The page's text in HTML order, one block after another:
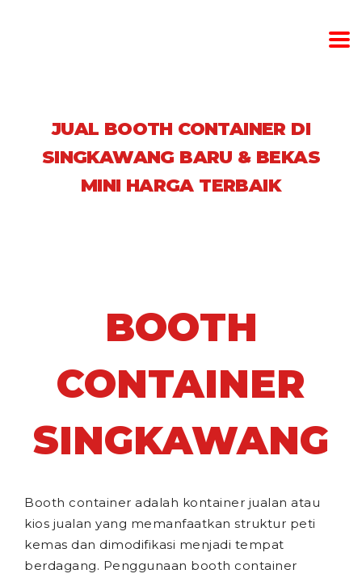
JUAL BOOTH CONTAINER DI
SINGKAWANG BARU & BEKAS
MINI HARGA TERBAIK
BOOTH
CONTAINER
SINGKAWANG
Booth container adalah kontainer jualan atau
kios jualan yang memanfaatkan struktur peti
kemas dan dimodifikasi menjadi tempat
berdagang. Penggunaan booth container